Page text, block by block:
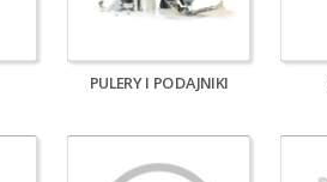
PULERY I PODAJNIKI